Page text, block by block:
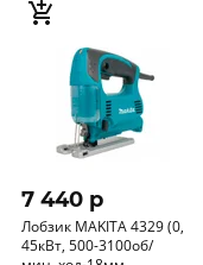
7 440 p
Лобзик MAKITA 4329 (0,
45кВт, 500-3100об/